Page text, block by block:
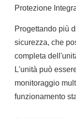
Protezione
Progettando più
sicurezza, che
completa
L'unità può
monitoraggio
funzionamento